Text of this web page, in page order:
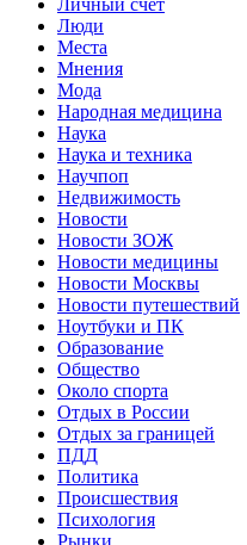
Люди
Места
Мнения
Мода
Народная медицина
Наука
Наука и техника
Научпоп
Недвижимость
Новости
Новости ЗОЖ
Новости медицины
Новости Москвы
Новости путешествий
Ноутбуки и ПК
Образование
Общество
Около спорта
Отдых в России
Отдых за границей
ПДД
Политика
Происшествия
Психология
Рынки